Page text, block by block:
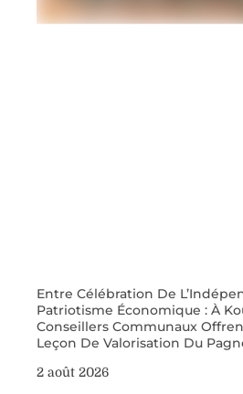
Entre Célébration De
Patriotisme Économique : À
Conseillers Communaux
Leçon De Valorisation Du
2 août 2026